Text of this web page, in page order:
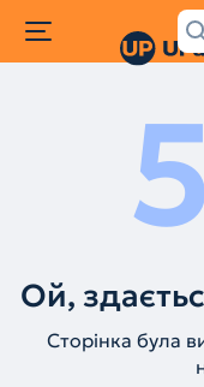
5
Ой,
Сторінка була